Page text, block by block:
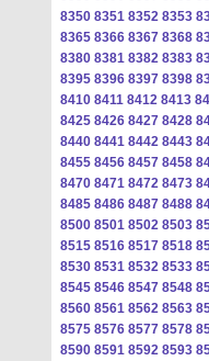
8350 8351 8352 8353
8365 8366 8367 8368
8380 8381 8382 8383
8395 8396 8397 8398
8410 8411 8412 8413
8425 8426 8427 8428
8440 8441 8442 8443
8455 8456 8457 8458
8470 8471 8472 8473
8485 8486 8487 8488
8500 8501 8502 8503
8515 8516 8517 8518
8530 8531 8532 8533
8545 8546 8547 8548
8560 8561 8562 8563
8575 8576 8577 8578
8590 8591 8592 8593